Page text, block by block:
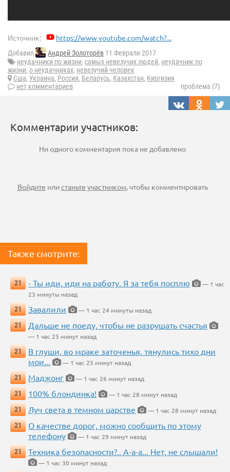
Источник: https://www.youtube.com/watch?...
Добавил Андрей Золоторёв 11 Февраля 2017
неудачники по жизни, самых невезучих людей, неудачник по
жизни, о неудачниках, невезучий человек
Сша, Украина, Россия, Беларусь, Казахстан, Киргизия
нет комментариев
проблема (7)
Комментарии участников:
Ни одного комментария пока не добавлено
Войдите илистаньте участником, чтобы комментировать
Также смотрите:
21 - Ты иди, иди на работу. Я за тебя посплю
— 1 час
23 минуты назад
21
Завалили
— 1 час 24 минуты назад
21
Дальше не поеду, чтобы не разрушать счастья
— 1 час 25 минут назад
21
В глуши, во мраке заточенья, тянулись тихо дни
мои...
— 1 час 25 минут назад
21
Маджонг
— 1 час 26 минут назад
21
100% блондинка!
— 1 час 28 минут назад
21
Луч света в темном царстве
— 1 час 28 минут назад
21
О качестве дорог, можно сообщить по этому
телефону
— 1 час 29 минут назад
21
Техника безопасности?.. А-а-а... Нет, не слышали!
— 1 час 30 минут назад